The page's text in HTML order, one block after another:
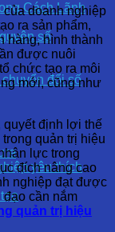
Cách Lãnh
số
đổi số
yêu thích
của doanh nghiệp
ra sản phẩm,
hàng, hình thành
được nuôi
chức tạo ra môi
mới, cũng như
quyết định lợi thế
quản trị hiệu
lực trong
đích nâng cao
nghiệp đạt được
cần nắm
quản trị hiệu